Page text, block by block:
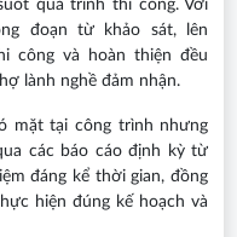
quá trình thi công. Với
đoạn từ khảo sát, lên
công và hoàn thiện đều
lành nghề đảm nhận.
mặt tại công trình nhưng
các báo cáo định kỳ từ
đáng kể thời gian, đồng
hiện đúng kế hoạch và